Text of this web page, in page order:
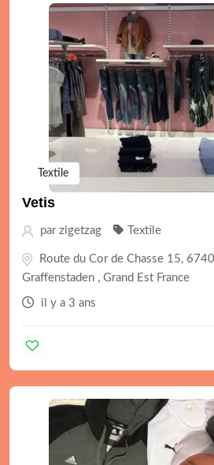
Textile
Vetis
par zigetzag Textile
Route du Cor de Chasse 15,
Graffenstaden , Grand Est France
il y a 3 ans